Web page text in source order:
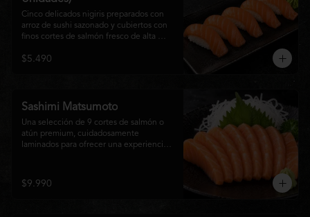
Cinco delicados nigiris preparados con
arroz de sushi sazonado y cubiertos con
finos cortes de salmón fresco de alta
gastronomía japonesa que destaca por su
$5.490
Sashimi Matsumoto
Una selección de 9 cortes de salmón o
atún premium, cuidadosamente
laminados para ofrecer una experiencia
$9.990